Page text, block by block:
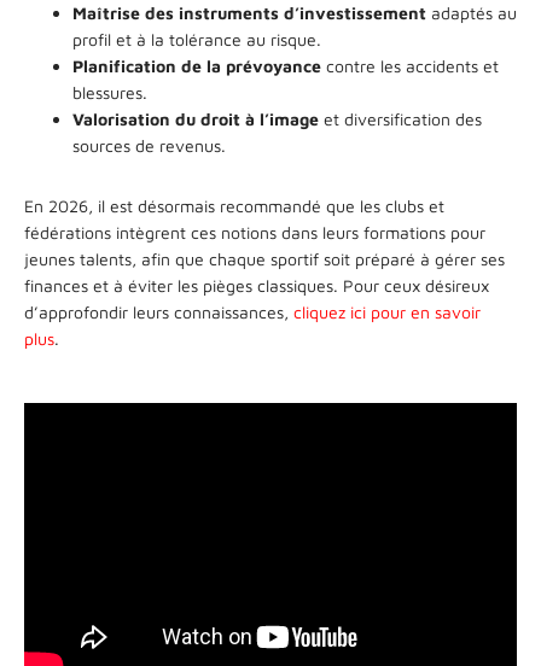
Maîtrise des instruments d’investissement adaptés au
profil et à la tolérance au risque.
Planification de la prévoyance contre les accidents et
blessures.
Valorisation du droit à l’image et diversification des
sources de revenus.
En 2026, il est désormais recommandé que les clubs et
fédérations intègrent ces notions dans leurs formations pour
jeunes talents, afin que chaque sportif soit préparé à gérer ses
finances et à éviter les pièges classiques. Pour ceux désireux
d’approfondir leurs connaissances, cliquez ici pour en savoir
plus.